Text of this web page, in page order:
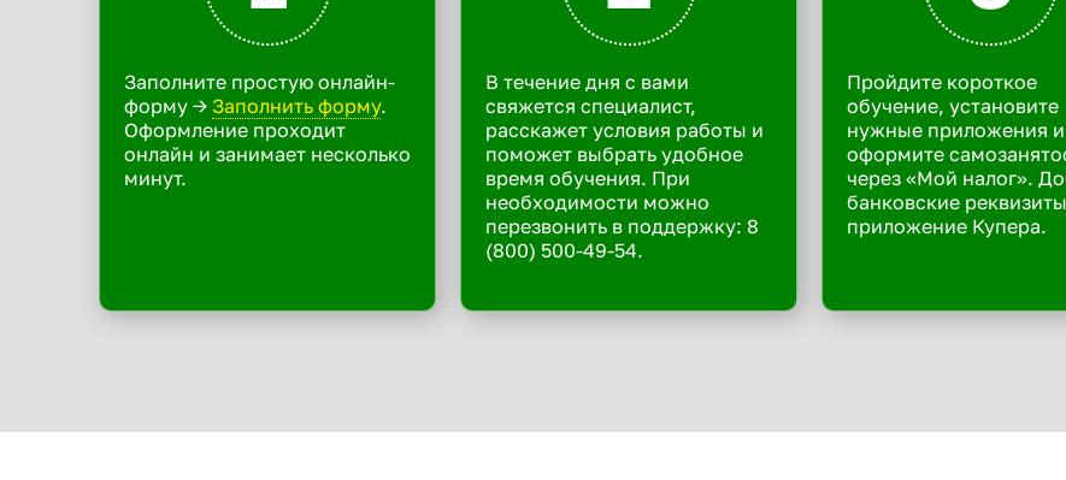
Заполните простую онлайн-
форму -> Заполнить форму.
Оформление проходит
онлайн и занимает несколько
минут.
В течение дня с вами
свяжется специалист,
расскажет условия работы и
поможет выбрать удобное
время обучения. При
необходимости можно
перезвонить в поддержку: 8
(800) 500-49-54.
Пройдите короткое
обучение, установите
нужные приложения и
оформите
через «Мой налог».
банковские
приложение Купера.